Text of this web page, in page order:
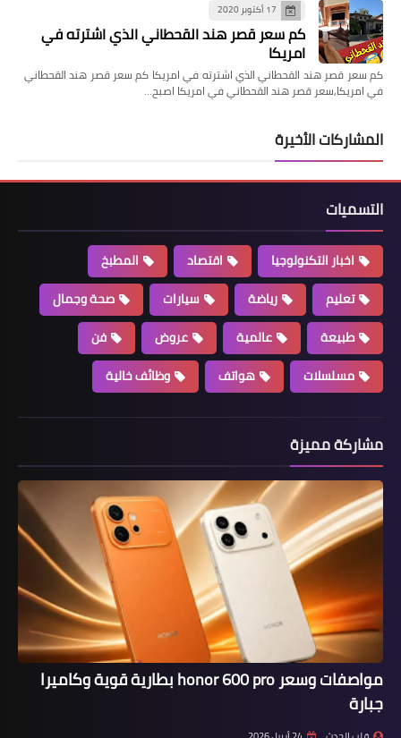
17 أكتوبر 2020
كم سعر قصر هند القحطاني الذي اشترته في
امريكا
كم سعر قصر هند القحطاني الذي اشترته في امريكا كم سعر قصر هند القحطاني
في امريكا,سعر قصر هند القحطاني في امريكا اصبح…
المشاركات الأخيرة
التسميات
اخبار التكنولوجيا اقتصاد
المطبخ
تعليم
رياضة سيارات
صحة وجمال
طبيعة
عالمية عروض
فن
مسلسلات
هواتف وظائف خالية
مشاركة مميزة
مواصفات وسعر honor 600 pro بطارية قوية وكاميرا
جبارة